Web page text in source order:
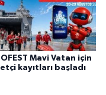
Mavi Vatan için
kayıtları başladı